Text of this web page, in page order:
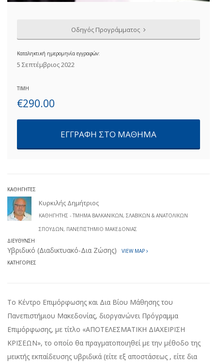
Οδηγός Προγράμματος
Καταληκτική ημερομηνία εγγραφών:
5 Σεπτέμβριος 2022
ΤΙΜΗ
€290.00
ΕΓΓΡΑΦΗ ΣΤΟ ΜΑΘΗΜΑ
ΚΑΘΗΓΗΤΕΣ
Κυρκιλής Δημήτριος
ΚΑΘΗΓΗΤΉΣ - ΤΜΉΜΑ ΒΑΛΚΑΝΙΚΏΝ, ΣΛΑΒΙΚΏΝ & ΑΝΑΤΟΛΙΚΏΝ
ΣΠΟΥΔΏΝ, ΠΑΝΕΠΙΣΤΉΜΙΟ ΜΑΚΕΔΟΝΊΑΣ
ΔΙΕΎΘΥΝΣΗ
Υβριδικό (Διαδικτυακό-Δια Ζώσης)
VIEW MAP
ΚΑΤΗΓΟΡΊΕΣ
Tο Κέντρο Επιμόρφωσης και Δια Βίου Μάθησης του
Πανεπιστήμιου Μακεδονίας, διοργανώνει Πρόγραμμα
Επιμόρφωσης, με τίτλο «ΑΠΟΤΕΛΕΣΜΑΤΙΚΗ ΔΙΑΧΕΙΡΙΣΗ
ΚΡΙΣΕΩΝ», το οποίο θα πραγματοποιηθεί με την μέθοδο της
μεικτής εκπαίδευσης υβριδικά (είτε εξ αποστάσεως , είτε δια